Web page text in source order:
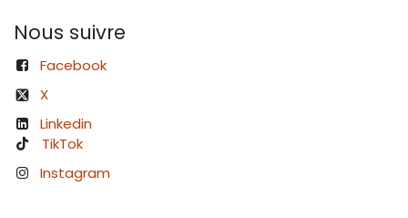
Nous suivre
Facebook
X
Linkedin
TikTok
Instagram